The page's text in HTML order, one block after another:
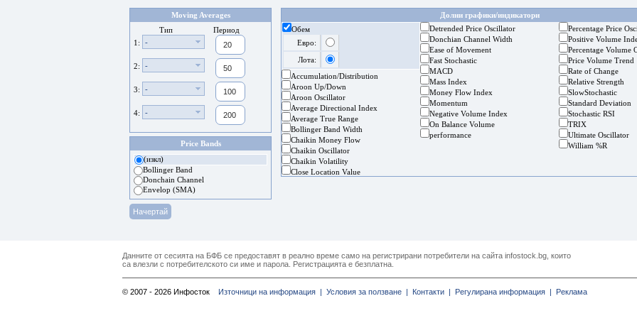
Moving Averages
Тип
Период
1:
-
2: -
3: -
4: -
Price Bands
(изкл)
Bollinger Band
Donchain Channel
Envelop (SMA)
Долни графики/индикатори
Обем
Евро:
Лота:
Accumulation/Distribution
Aroon Up/Down
Aroon Oscillator
Average Directional Index
Average True Range
Bollinger Band Width
Chaikin Money Flow
Chaikin Oscillator
Chaikin Volatility
Close Location Value
Detrended Price Oscillator
Donchian Channel Width
Ease of Movement
Fast Stochastic
MACD
Mass Index
Money Flow Index
Momentum
Negative Volume Index
On Balance Volume
performance
Percentage Price
Positive Volume
Percentage Volume
Price Volume Trend
Rate of Change
Relative Strength
SlowStochastic
Standard Deviation
Stochastic RSI
TRIX
Ultimate Oscillator
William %R
Данните от сесията на БФБ се предоставят в реално време само на регистрирани потребители на сайта infostock.bg, които
са влезли с потребителското си име и парола. Регистрацията е безплатна.
© 2007 - 2026 Инфосток Източници на информация | Условия за ползване | Контакти | Регулирана информация | Реклама